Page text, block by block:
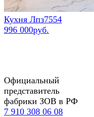
Кухня Лпз7554
996 000руб.
Официальный
представитель
фабрики ЗОВ в РФ
7 910 308 06 08